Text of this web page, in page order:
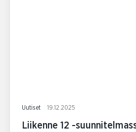
Uutiset 19.12.2025
Liikenne 12 -